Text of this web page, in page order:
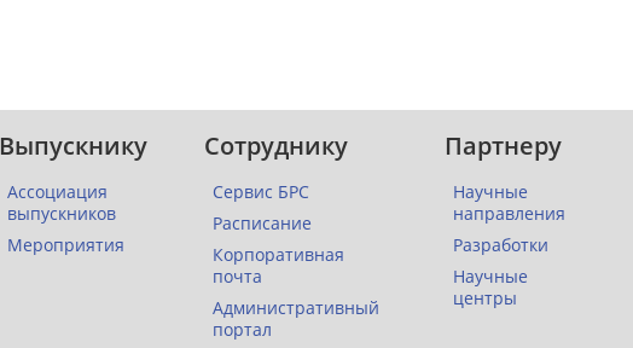
Выпускнику
Ассоциация
выпускников
Мероприятия
Сотруднику
Сервис БРС
Расписание
Корпоративная
почта
Административный
портал
Партнеру
Научные
направления
Разработки
Научные
центры